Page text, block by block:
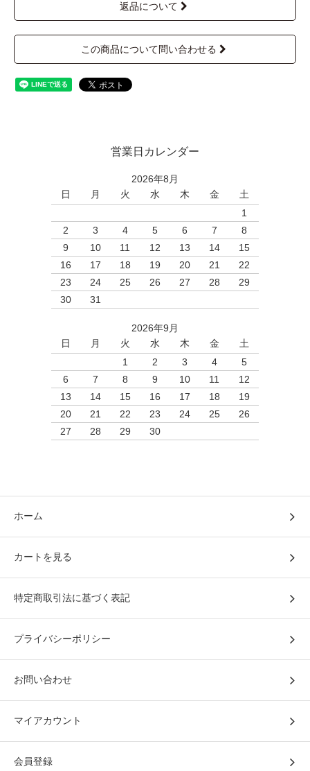
返品について
この商品について問い合わせる
営業日カレンダー
2026年8月
日
月 火 水 木 金
土
1
2
3 4 5 6 7
8
9
10 11 12 13 14
15
16
17 18 19 20 21
22
23
24 25 26 27 28
29
30
31
2026年9月
日
月 火 水 木 金
土
1
2 3 4
5
6
7 8 9 10 11
12
13
14 15 16 17 18
19
20
21 22 23 24 25
26
27
28 29 30
ホーム
カートを見る
特定商取引法に基づく表記
プライバシーポリシー
お問い合わせ
マイアカウント
会員登録